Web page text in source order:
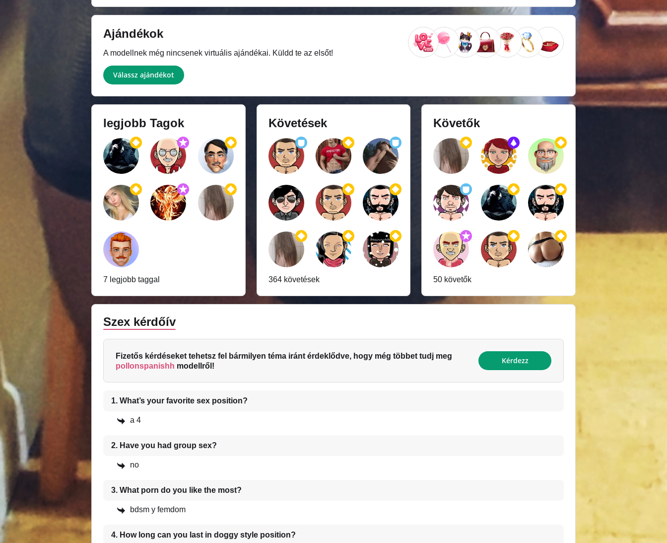
Ajándékok
A modellnek még nincsenek virtuális ajándékai. Küldd te az elsőt!
Válassz ajándékot
legjobb Tagok
7 legjobb taggal
Követések
364 követések
Követők
50 követők
Szex kérdőív
Fizetős kérdéseket tehetsz fel bármilyen téma iránt érdeklődve, hogy még többet tudj meg
pollonspanishh modellről!
Kérdezz
1. What’s your favorite sex position?
a 4
2. Have you had group sex?
no
3. What porn do you like the most?
bdsm y femdom
4. How long can you last in doggy style position?